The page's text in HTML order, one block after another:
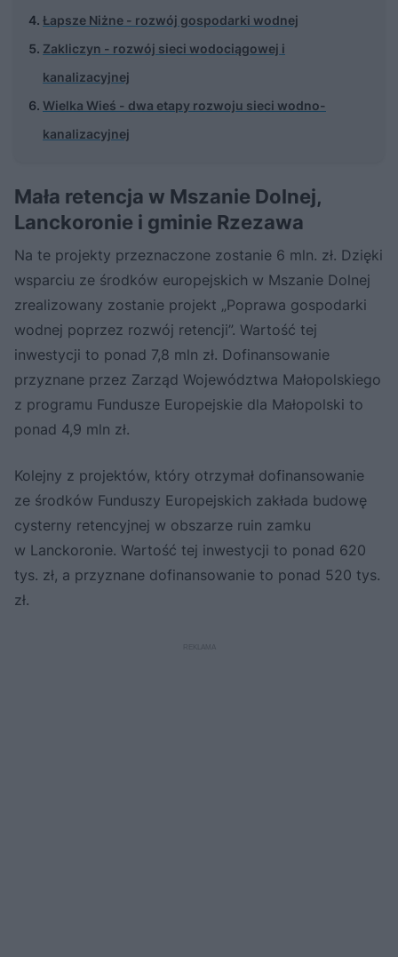
Łapsze Niżne - rozwój gospodarki wodnej
Zakliczyn - rozwój sieci wodociągowej i
kanalizacyjnej
Wielka Wieś - dwa etapy rozwoju sieci wodno-
kanalizacyjnej
Mała retencja w Mszanie Dolnej,
Lanckoronie i gminie Rzezawa
Na te projekty przeznaczone zostanie 6 mln. zł. Dzięki
wsparciu ze środków europejskich w Mszanie Dolnej
zrealizowany zostanie projekt „Poprawa gospodarki
wodnej poprzez rozwój retencji”. Wartość tej
inwestycji to ponad 7,8 mln zł. Dofinansowanie
przyznane przez Zarząd Województwa Małopolskiego
z programu Fundusze Europejskie dla Małopolski to
ponad 4,9 mln zł.
Kolejny z projektów, który otrzymał dofinansowanie
ze środków Funduszy Europejskich zakłada budowę
cysterny retencyjnej w obszarze ruin zamku
w Lanckoronie. Wartość tej inwestycji to ponad 620
tys. zł, a przyznane dofinansowanie to ponad 520 tys.
zł.